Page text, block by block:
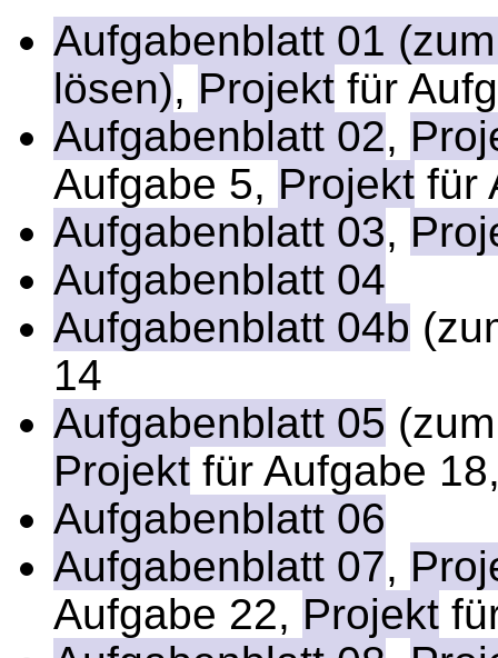
Aufgabenblatt 01
lösen), Projekt für
Aufgabenblatt 02,
Aufgabe 5, Projekt für
Aufgabenblatt 03,
Aufgabenblatt 04
Aufgabenblatt 04b
14
Aufgabenblatt 05
Projekt für Aufgabe
Aufgabenblatt 06
Aufgabenblatt 07,
Aufgabe 22, Projekt